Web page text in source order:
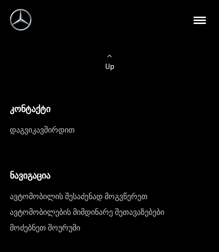
Up
კონტაქტი
დაგვიკავშირდით
ნავიგაცია
ავტომობილის შესაძენად მოგვწერეთ
ავტომობილების მიმდინარე შეთავაზებები
მოძებნეთ შოურუმი